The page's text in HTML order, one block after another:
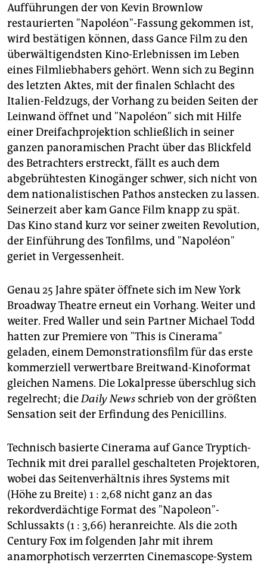
Aufführungen der von Kevin Brownlow
restaurierten "Napoléon"-Fassung gekommen ist,
wird bestätigen können, dass Gance Film zu den
überwältigendsten Kino-Erlebnissen im Leben
eines Filmliebhabers gehört. Wenn sich zu Beginn
des letzten Aktes, mit der finalen Schlacht des
Italien-Feldzugs, der Vorhang zu beiden Seiten der
Leinwand öffnet und "Napoléon" sich mit Hilfe
einer Dreifachprojektion schließlich in seiner
ganzen panoramischen Pracht über das Blickfeld
des Betrachters erstreckt, fällt es auch dem
abgebrühtesten Kinogänger schwer, sich nicht von
dem nationalistischen Pathos anstecken zu lassen.
Seinerzeit aber kam Gance Film knapp zu spät.
Das Kino stand kurz vor seiner zweiten Revolution,
der Einführung des Tonfilms, und "Napoléon"
geriet in Vergessenheit.
Genau 25 Jahre später öffnete sich im New York
Broadway Theatre erneut ein Vorhang. Weiter und
weiter. Fred Waller und sein Partner Michael Todd
hatten zur Premiere von "This is Cinerama"
geladen, einem Demonstrationsfilm für das erste
kommerziell verwertbare Breitwand-Kinoformat
gleichen Namens. Die Lokalpresse überschlug sich
regelrecht; dieDaily News schrieb von der größten
Sensation seit der Erfindung des Penicillins.
Technisch basierte Cinerama auf Gance Tryptich-
Technik mit drei parallel geschalteten Projektoren,
wobei das Seitenverhältnis ihres Systems mit
(Höhe zu Breite) 1 : 2,68 nicht ganz an das
rekordverdächtige Format des "Napoleon"-
Schlussakts (1 : 3,66) heranreichte. Als die 20th
Century Fox im folgenden Jahr mit ihrem
anamorphotisch verzerrten Cinemascope-System